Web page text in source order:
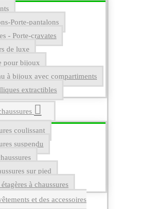
Porte-pantalons
- Porte-cravates
de luxe
pour bijoux
à bijoux avec compartiments
extractibles
coulissant
suspendu
sur pied
à chaussures
et des accessoires